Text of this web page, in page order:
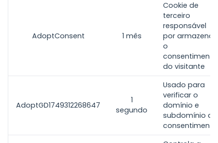
AdoptConsent 1 mês
Cookie de
terceiro
responsável
por armazenar
o
consentimento
do visitante
AdoptGD1749312268647
1
segundo
Usado para
verificar o
domínio e
subdomínio do
consentimento